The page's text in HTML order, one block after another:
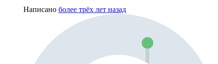
Написано более трёх лет назад